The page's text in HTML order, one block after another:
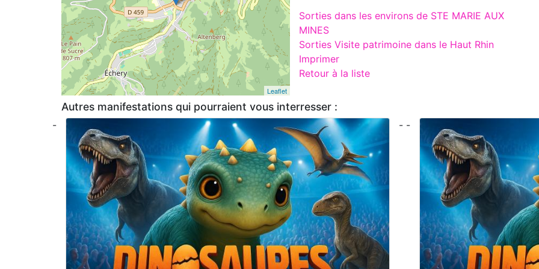
Leaflet
Sorties dans les environs de STE MARIE AUX
MINES
Sorties Visite patrimoine dans le Haut Rhin
Imprimer
Retour à la liste
Autres manifestations qui pourraient vous interresser :
- - -